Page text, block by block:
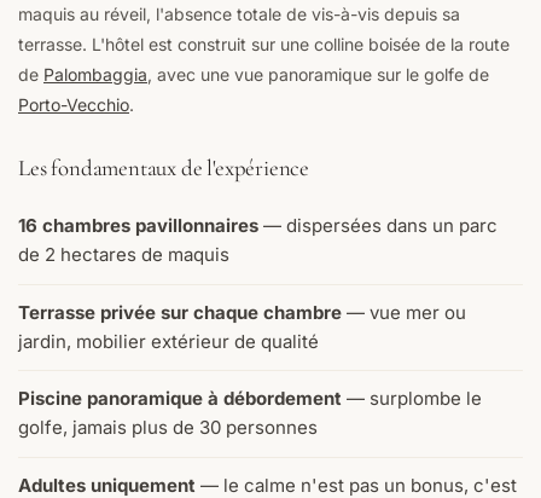
maquis au réveil, l'absence totale de vis-à-vis depuis sa
terrasse. L'hôtel est construit sur une colline boisée de la route
de Palombaggia, avec une vue panoramique sur le golfe de
Porto-Vecchio.
Les fondamentaux de l'expérience
16 chambres pavillonnaires — dispersées dans un parc
de 2 hectares de maquis
Terrasse privée sur chaque chambre — vue mer ou
jardin, mobilier extérieur de qualité
Piscine panoramique à débordement — surplombe le
golfe, jamais plus de 30 personnes
Adultes uniquement — le calme n'est pas un bonus, c'est